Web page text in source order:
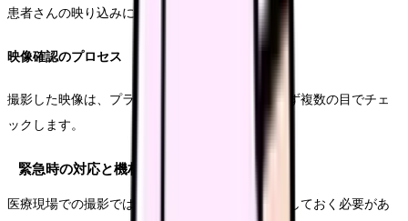
患者さんの映り込みには細心の注意を払います。
映像確認のプロセス
撮影した映像は、プライバシー保護の観点から必ず複数の目でチェ
ックします。
緊急時の対応と機材管理
医療現場での撮影では、緊急時の対応を常に意識しておく必要があ